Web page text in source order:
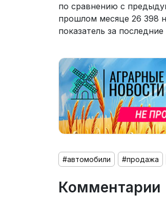
по сравнению с
прошлом месяце 26 398
показатель за
#автомобили #продажа
Комментарии